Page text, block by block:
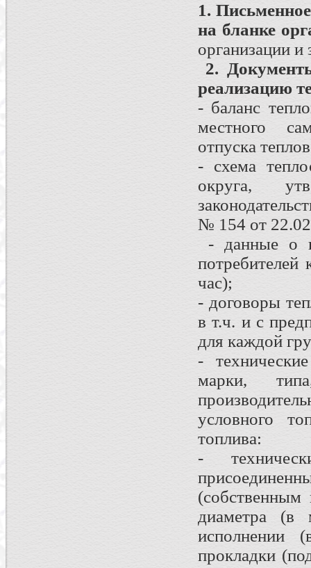
1.
на бланке
организации и
2.
реализацию
- баланс
местного
отпуска
- схема
округа,
№ 154 от
- данные о
потребителей
час);
- договоры
в т.ч. и с
для каждой
-
марки,
условного
топлива:
-
диаметра (в
исполнении
прокладки